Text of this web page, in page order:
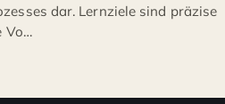
dar. Lernziele sind präzise
Vo…